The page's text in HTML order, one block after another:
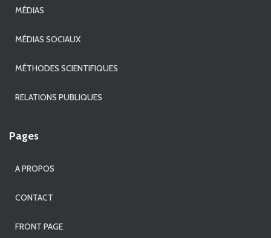
MÉDIAS
MÉDIAS SOCIAUX
MÉTHODES SCIENTIFIQUES
RELATIONS PUBLIQUES
Pages
A PROPOS
CONTACT
FRONT PAGE